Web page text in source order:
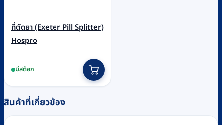
ที่ตัดยา (Exeter Pill Splitter)
Hospro
มีสต็อก
สินค้าที่เกี่ยวข้อง